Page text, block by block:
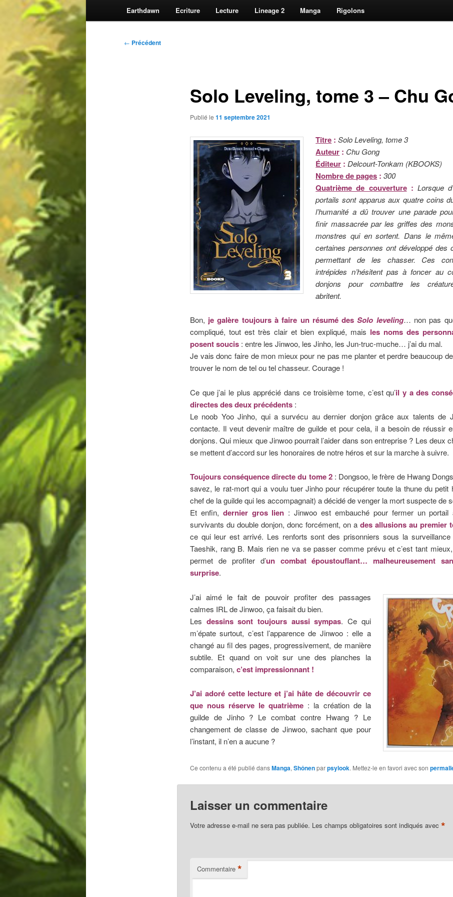
Earthdawn Ecriture Lecture Lineage 2 Manga Rigolons
Navigation
← Précédent
Solo Leveling, tome 3 – Chu
Publié le 11 septembre 2021
Titre : Solo Leveling, tome 3
Auteur : Chu Gong
Éditeur : Delcourt-Tonkam (KBOOKS)
Nombre de pages : 300
Quatrième de couverture: Lorsque
portails sont apparus aux quatre coins
l’humanité a dû trouver une parade
finir massacrée par les griffes des
monstres qui en sortent. Dans le
certaines personnes ont développé des
permettant de les chasser. Ces
intrépides n’hésitent pas à foncer au
donjons pour combattre les
abritent.
Bon, je galère toujours à faire un résumé desSolo leveling… non pas
compliqué, tout est très clair et bien expliqué, mais les noms des
posent soucis: entre les Jinwoo, les Jinho, les Jun-truc-muche… j’ai du mal.
Je vais donc faire de mon mieux pour ne pas me planter et perdre beaucoup
trouver le nom de tel ou tel chasseur. Courage !
Ce que j’ai le plus apprécié dans ce troisième tome, c’est qu’il y a des
directes des deux précédents:
Le noob Yoo Jinho, qui a survécu au dernier donjon grâce aux talents de
contacte. Il veut devenir maître de guilde et pour cela, il a besoin de réussir
donjons. Qui mieux que Jinwoo pourrait l’aider dans son entreprise ? Les deux
se mettent d’accord sur les honoraires de notre héros et sur la marche à suivre.
Toujours conséquence directe du tome 2: Dongsoo, le frère de Hwang
savez, le rat-mort qui a voulu tuer Jinho pour récupérer toute la thune du petit
chef de la guilde qui les accompagnait) a décidé de venger la mort suspecte de
Et enfin, dernier gros lien : Jinwoo est embauché pour fermer un portail
survivants du double donjon, donc forcément, on ades allusions au premier
ce qui leur est arrivé. Les renforts sont des prisonniers sous la surveillance
Taeshik, rang B. Mais rien ne va se passer comme prévu et c’est tant
permet de profiter d’un combat époustouflant… malheureusement
surprise.
J’ai aimé le fait de pouvoirprofiter des passages
calmes IRL de Jinwoo, ça faisait du bien.
Les dessins sont toujours aussi sympas. Ce qui
m’épate surtout, c’est l’apparence de Jinwoo : elle a
changé au fil des pages, progressivement, de manière
subtile. Et quand on voit sur une des planches la
comparaison, c’est impressionnant !
J’ai adoré cette lecture et j’ai hâte de découvrir ce
que nous réserve le quatrième : la création de la
guilde de Jinho ? Le combat contre Hwang ? Le
changement de classe de Jinwoo, sachant que pour
l’instant, il n’en a aucune ?
Ce contenu a été publié dansManga, Shônenparpsylook. Mettez-le en favori avec son
Laisser un commentaire
Votre adresse e-mail ne sera pas publiée. Les champs obligatoires sont indiqués avec *
Commentaire *